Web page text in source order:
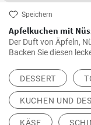
Speichern
Apfelkuchen mit
Der Duft von Äpfeln,
Backen Sie diesen
DESSERT
KUCHEN UND
KÄSE